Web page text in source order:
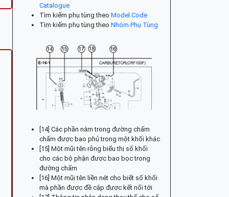
Catalogue
Tìm kiếm phụ tùng theo Model Code
Tìm kiếm phụ tùng theo Nhóm Phụ Tùng
[14] Các phần nằm trong đường chấm
chấm được bao phủ trong một khối khác
[15] Một mũi tên rỗng biểu thị số khối
cho các bộ phận được bao bọc trong
đường chấm
[16] Một mũi tên liền nét cho biết số khối
mà phần được đề cập được kết nối tới